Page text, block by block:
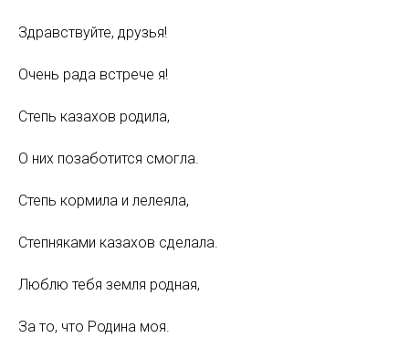
Здравствуйте, друзья!
Очень рада встрече я!
Степь казахов родила,
О них позаботится смогла.
Степь кормила и лелеяла,
Степняками казахов сделала.
Люблю тебя земля родная,
За то, что Родина моя.